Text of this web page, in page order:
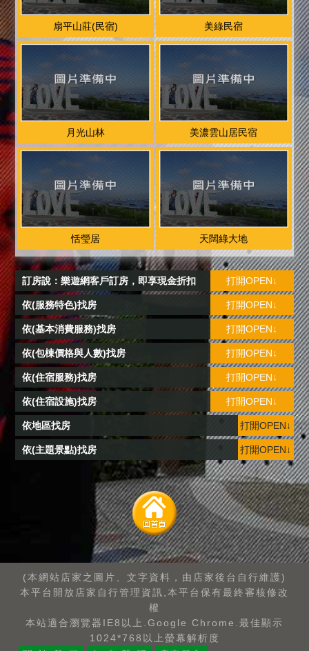
扇平山莊(民宿) 美綠民宿
月光山林 美濃雲山居民宿
恬瑩居 天闊綠大地
訂房說：樂遊網客戶訂房，即享現金折扣 打開OPEN↓
依(服務特色)找房 打開OPEN↓
依(基本消費服務)找房 打開OPEN↓
依(包棟價格與人數)找房 打開OPEN↓
依(住宿服務)找房 打開OPEN↓
依(住宿設施)找房 打開OPEN↓
依地區找房 打開OPEN↓
依(主題景點)找房 打開OPEN↓
(本網站店家之圖片、文字資料，由店家後台自行維護)
本平台開放店家自行管理資訊,本平台保有最終審核修改
權
本站適合瀏覽器IE8以上.Google Chrome.最佳顯示
1024*768以上螢幕解析度